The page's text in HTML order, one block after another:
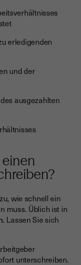
erledigenden
und der
ausgezahlten
wie schnell ein
muss. Üblich ist in
. Lassen Sie sich
unterschreiben.